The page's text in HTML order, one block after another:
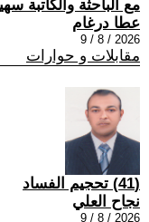
مع الباحثة والكاتبة
عطا درغام
2026 / 8 / 9
مقابلات و حوارات
(41) تحجيم الفساد
نجاح العلي
2026 / 8 / 9